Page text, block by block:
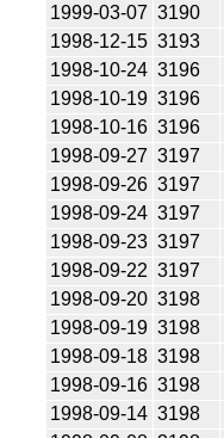
1999-03-07 3190
1998-12-15 3193
1998-10-24 3196
1998-10-19 3196
1998-10-16 3196
1998-09-27 3197
1998-09-26 3197
1998-09-24 3197
1998-09-23 3197
1998-09-22 3197
1998-09-20 3198
1998-09-19 3198
1998-09-18 3198
1998-09-16 3198
1998-09-14 3198